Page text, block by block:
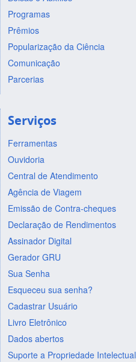
Programas
Prêmios
Popularização da Ciência
Comunicação
Parcerias
Serviços
Ferramentas
Ouvidoria
Central de Atendimento
Agência de Viagem
Emissão de Contra-cheques
Declaração de Rendimentos
Assinador Digital
Gerador GRU
Sua Senha
Esqueceu sua senha?
Cadastrar Usuário
Livro Eletrônico
Dados abertos
Suporte a Propriedade Intelectual